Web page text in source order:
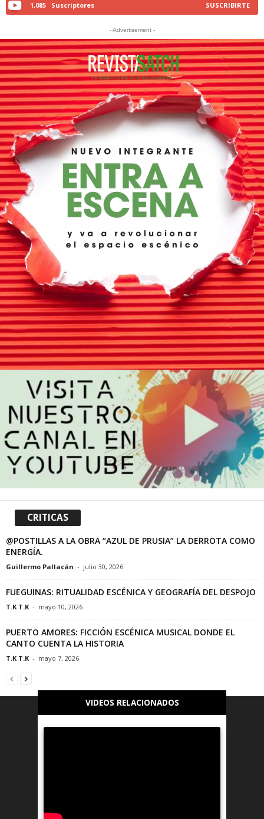
1,085 Suscriptores SUSCRIBIRTE
- Advertisement -
CRITICAS
@POSTILLAS A LA OBRA “AZUL DE PRUSIA” LA DERROTA COMO
ENERGÍA.
Guillermo Pallacán - julio 30, 2026
FUEGUINAS: RITUALIDAD ESCÉNICA Y GEOGRAFÍA DEL DESPOJO
T.K T.K - mayo 10, 2026
PUERTO AMORES: FICCIÓN ESCÉNICA MUSICAL DONDE EL
CANTO CUENTA LA HISTORIA
T.K T.K - mayo 7, 2026
VIDEOS RELACIONADOS